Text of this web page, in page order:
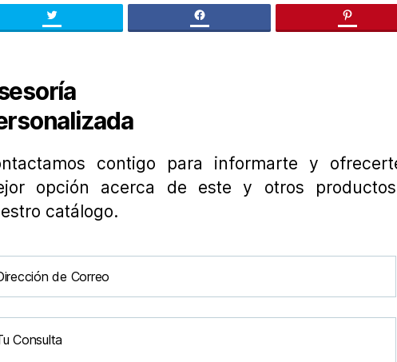
Twitter facebook pinteres
contigo para informarte y
opción acerca de este y otros
catálogo.